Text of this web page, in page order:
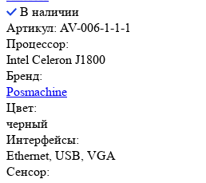
В наличии
Артикул: AV-006-1-1-1
Процессор:
Intel Celeron J1800
Бренд:
Posmachine
Цвет:
черный
Интерфейсы:
Ethernet, USB, VGA
Сенсор: